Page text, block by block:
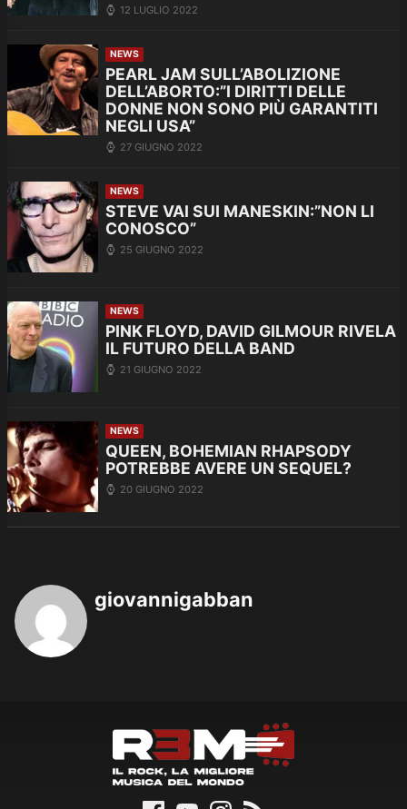
12 LUGLIO 2022
NEWS
PEARL JAM SULL’ABOLIZIONE
DELL’ABORTO:”I DIRITTI DELLE
DONNE NON SONO PIÙ GARANTITI
NEGLI USA”
27 GIUGNO 2022
NEWS
STEVE VAI SUI MANESKIN:”NON LI
CONOSCO”
25 GIUGNO 2022
NEWS
PINK FLOYD, DAVID GILMOUR RIVELA
IL FUTURO DELLA BAND
21 GIUGNO 2022
NEWS
QUEEN, BOHEMIAN RHAPSODY
POTREBBE AVERE UN SEQUEL?
20 GIUGNO 2022
giovannigabban